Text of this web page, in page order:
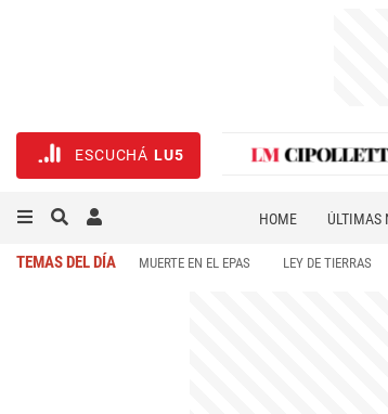
ESCUCHÁ LU5
HOME ÚLTIMAS
TEMAS DEL DÍA MUERTE EN EL EPAS LEY DE TIERRAS